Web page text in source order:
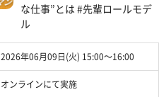
な仕事”とは #先輩ロールモデ
ル
2026年06月09日(火) 15:00〜16:00
オンラインにて実施